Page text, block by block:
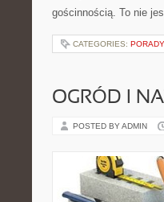
gościnnością. To nie
CATEGORIES:
OGRÓD I
POSTED BY ADMIN